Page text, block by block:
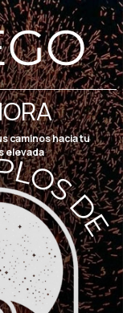
caminos hacia tu
elevada